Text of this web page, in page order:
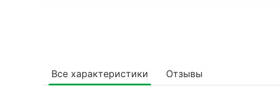
Все характеристики Отзывы